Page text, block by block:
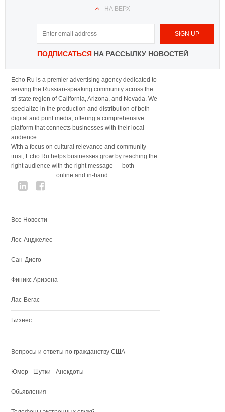
НА ВЕРХ
ПОДПИСАТЬСЯНА РАССЫЛКУ НОВОСТЕЙ
Echo Ru is a premier advertising agency dedicated to
serving the Russian-speaking community across the
tri-state region of California, Arizona, and Nevada. We
specialize in the production and distribution of both
digital and print media, offering a comprehensive
platform that connects businesses with their local
audience.
With a focus on cultural relevance and community
trust, Echo Ru helps businesses grow by reaching the
right audience with the right message — both
online and in-hand.
Все Новости
Лос-Анджелес
Сан-Диего
Финикс Аризона
Лас-Вегас
Бизнес
Вопросы и ответы по гражданству США
Юмор - Шутки - Анекдоты
Обьявления